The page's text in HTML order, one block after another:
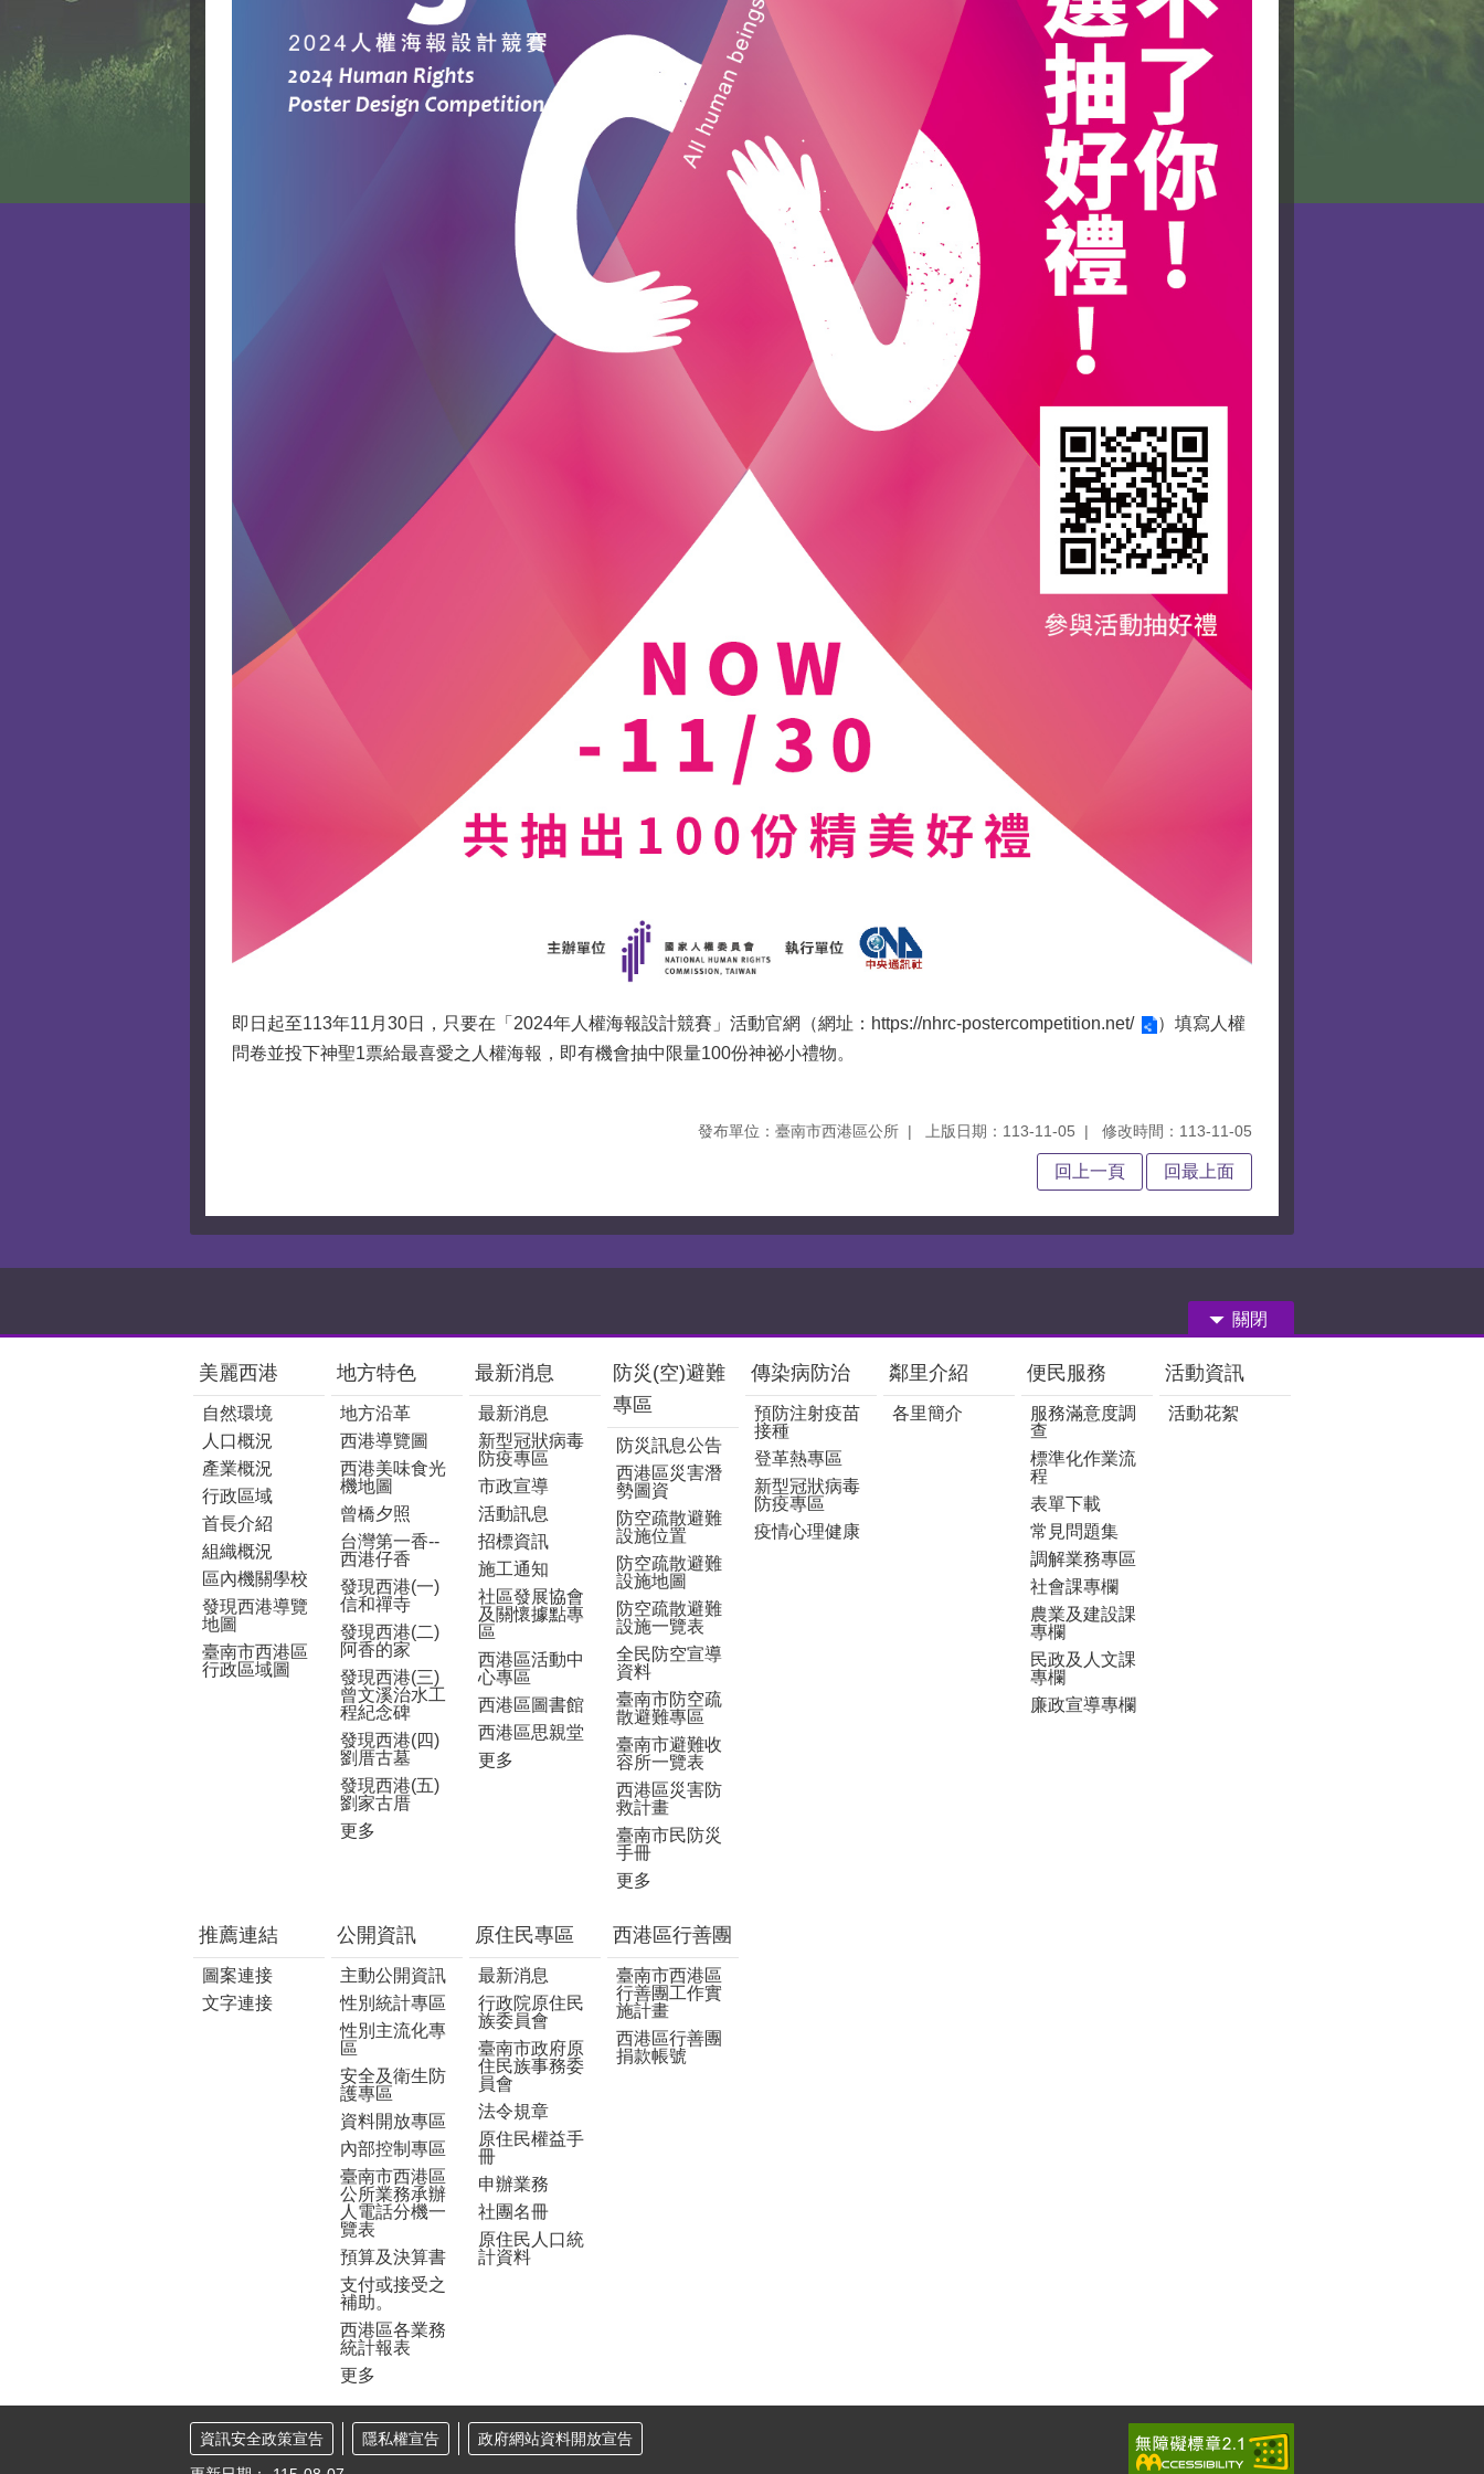
即日起至113年11月30日，只要在「2024年人權海報設計競賽」活動官網（網址： https://nhrc-postercompetition.net/
）填寫人權
問卷並投下神聖1票給最喜愛之人權海報，即有機會抽中限量100份神祕小禮物。
發布單位：臺南市西港區公所 上版日期：113-11-05 修改時間：113-11-05
回上一頁 回最上面
關閉
美麗西港
自然環境
人口概況
產業概況
行政區域
首長介紹
組織概況
區內機關學校
發現西港導覽
地圖
臺南市西港區
行政區域圖
地方特色
地方沿革
西港導覽圖
西港美味食光
機地圖
曾橋夕照
台灣第一香--
西港仔香
發現西港(一)
信和禪寺
發現西港(二)
阿香的家
發現西港(三)
曾文溪治水工
程紀念碑
發現西港(四)
劉厝古墓
發現西港(五)
劉家古厝
更多
最新消息
最新消息
新型冠狀病毒
防疫專區
市政宣導
活動訊息
招標資訊
施工通知
社區發展協會
及關懷據點專
區
西港區活動中
心專區
西港區圖書館
西港區思親堂
更多
防災(空)避難
專區
防災訊息公告
西港區災害潛
勢圖資
防空疏散避難
設施位置
防空疏散避難
設施地圖
防空疏散避難
設施一覽表
全民防空宣導
資料
臺南市防空疏
散避難專區
臺南市避難收
容所一覽表
西港區災害防
救計畫
臺南市民防災
手冊
更多
傳染病防治
預防注射疫苗
接種
登革熱專區
新型冠狀病毒
防疫專區
疫情心理健康
鄰里介紹
各里簡介
便民服務
服務滿意度調
查
標準化作業流
程
表單下載
常見問題集
調解業務專區
社會課專欄
農業及建設課
專欄
民政及人文課
專欄
廉政宣導專欄
活動資訊
活動花絮
推薦連結
圖案連接
文字連接
公開資訊
主動公開資訊
性別統計專區
性別主流化專
區
安全及衛生防
護專區
資料開放專區
內部控制專區
臺南市西港區
公所業務承辦
人電話分機一
覽表
預算及決算書
支付或接受之
補助。
西港區各業務
統計報表
更多
原住民專區
最新消息
行政院原住民
族委員會
臺南市政府原
住民族事務委
員會
法令規章
原住民權益手
冊
申辦業務
社團名冊
原住民人口統
計資料
西港區行善團
臺南市西港區
行善團工作實
施計畫
西港區行善團
捐款帳號
資訊安全政策宣告 隱私權宣告
政府網站資料開放宣告